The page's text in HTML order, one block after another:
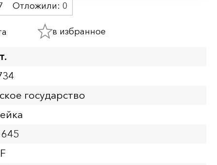
Отложили: 0
в избранное
государство